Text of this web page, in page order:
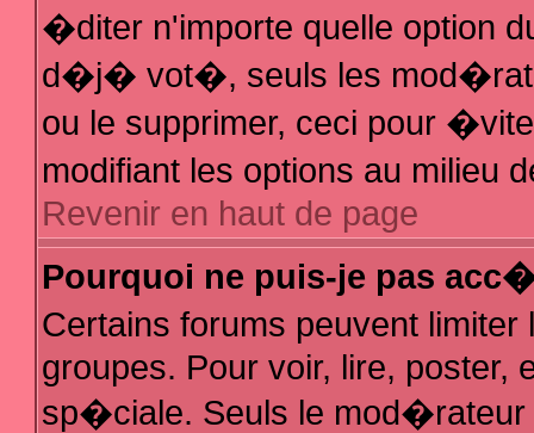
�diter n'importe quelle option
d�j� vot�, seuls les
ou le supprimer, ceci pour
modifiant les options au milieu
Revenir en haut de page
Pourquoi ne puis-je pas
Certains forums peuvent
groupes. Pour voir, lire, poster,
sp�ciale. Seuls le mod�rateur